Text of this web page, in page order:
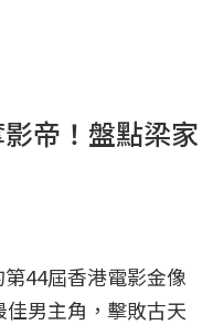
帝！盤點梁家
44屆香港電影金像
男主角，擊敗古天